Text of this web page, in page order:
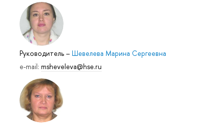
Руководитель – Шевелева Марина Сергеевна
e-mail: msheveleva@hse.ru